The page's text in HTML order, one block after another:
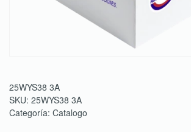
25WYS38 3A
SKU: 25WYS38 3A
Categoría: Catalogo